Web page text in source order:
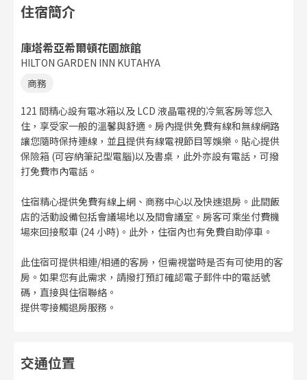
住宿簡介
庫塔希亞希爾頓花園旅館
HILTON GARDEN INN KUTAHYA
商務
121 間精心設有電冰箱以及 LCD 液晶電視的冷氣客房等您入
住，享受家一般的溫馨與舒適。房內提供免費有線和無線網路
讓您隨時保持連線，並且提供有線電視節目等娛樂。貼心提供
保險箱 (可容納筆記型電腦)以及書桌，此外亦設有電話，可撥
打免費市內電話。
住宿精心提供免費有線上網、商務中心以及快速退房。此間飯
店的活動設備包括會議場地以及間會議室。房客可乘坐付費機
場來回接駁車 (24 小時)。此外，住宿內也有免費自助停車。
此住宿可提供相連/相通的客房，但需視當時是否有可使用的客
房。如果您有此需求，請撥打預訂確認電子郵件中的電話號
碼，直接與住宿聯絡。
提供零接觸退房服務。
交通位置